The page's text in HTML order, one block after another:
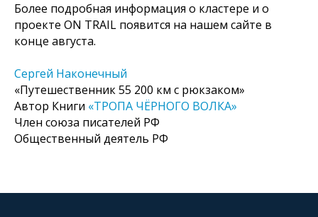
Более подробная информация о кластере и о
проекте ON TRAIL появится на нашем сайте в
конце августа.
Сергей Наконечный
«Путешественник 55 200 км с рюкзаком»
Автор Книги «ТРОПА ЧЁРНОГО ВОЛКА»
Член союза писателей РФ
Общественный деятель РФ